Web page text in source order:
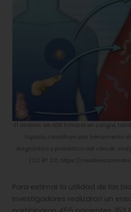
El análisis de ADN tumoral en sangre,
líquida, constituye una herramienta
diagnóstico y pronóstico del cáncer.
(CC BY 2.0, https://
Para estimar la utilidad de las
investigadores realizaron un